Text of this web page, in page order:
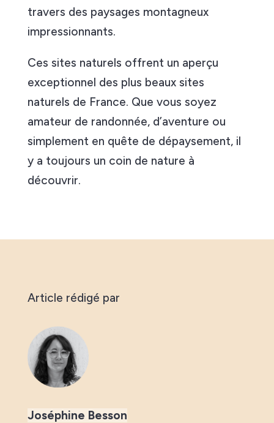
travers des paysages montagneux
impressionnants.
Ces sites naturels offrent un aperçu
exceptionnel des plus beaux sites
naturels de France. Que vous soyez
amateur de randonnée, d’aventure ou
simplement en quête de dépaysement, il
y a toujours un coin de nature à
découvrir.
Article rédigé par
Joséphine Besson